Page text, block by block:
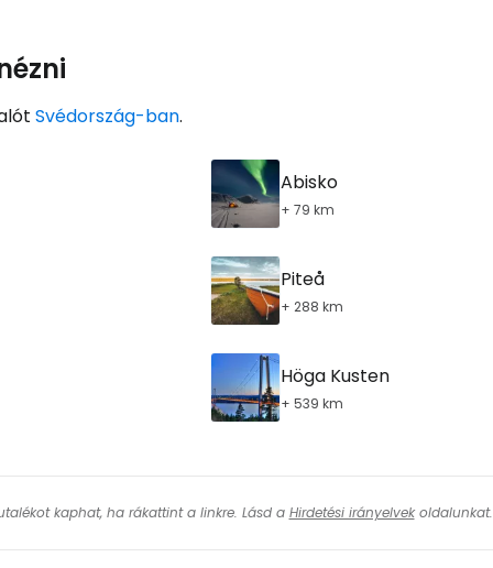
Svédország-ban.
Abisko
+ 79 km
Piteå
+ 288 km
Höga Kusten
+ 539 km
kaphat, ha rákattint a linkre. Lásd a Hirdetési irányelvekoldalunkat.
közösség világszerte
Folytatás a Google-lal
Folytatás a Facebookkal